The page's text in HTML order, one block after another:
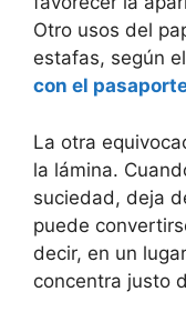
Otro usos del
estafas, según
con el
La otra
la lámina.
suciedad, deja
puede
decir, en un
concentra justo